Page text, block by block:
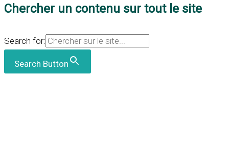
Chercher un contenu sur tout le site
Search for:
Search Button